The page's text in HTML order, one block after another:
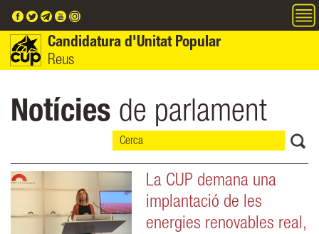
Candidatura d'Unitat Popular
Reus
Notícies de parlament
La CUP demana una
implantació de les
energies renovables real,